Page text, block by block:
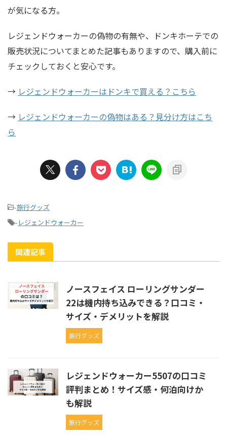
が気になる方。
レジェンドウォーカーの偽物の有無や、ドンキホーテでの
販売状況についてまとめた記事もありますので、購入前に
チェックしておくと安心です。
→ レジェンドウォーカーはドンキで買える？こちら
→ レジェンドウォーカーの偽物はある？見分け方はこち
ら
-旅行グッズ
- レジェンドウォーカー
関連記事
ノースフェイス ローリングサンダー
22は機内持ち込みできる？口コミ・
サイズ・デメリットを解説
旅行グッズ
レジェンドウォーカー5507の口コミ
評判まとめ！サイズ感・何泊向けか
も解説
旅行グッズ